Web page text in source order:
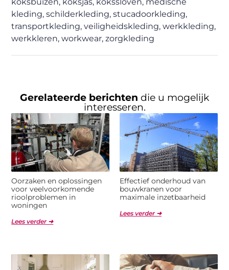
kleding,schilderkleding,stucadoorkleding,
transportkleding,veiligheidskleding,werkkleding,
werkkleren,workwear,zorgkleding
Gerelateerde berichten die u mogelijk
interesseren.
Oorzaken en oplossingen
voor veelvoorkomende
rioolproblemen in
woningen
Lees verder ➜
Effectief onderhoud van
bouwkranen voor
maximale inzetbaarheid
Lees verder ➜